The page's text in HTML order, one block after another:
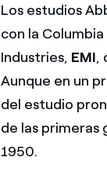
Los estudios
con la
Industries, EMI,
Aunque en un
del estudio
de las primeras
1950.